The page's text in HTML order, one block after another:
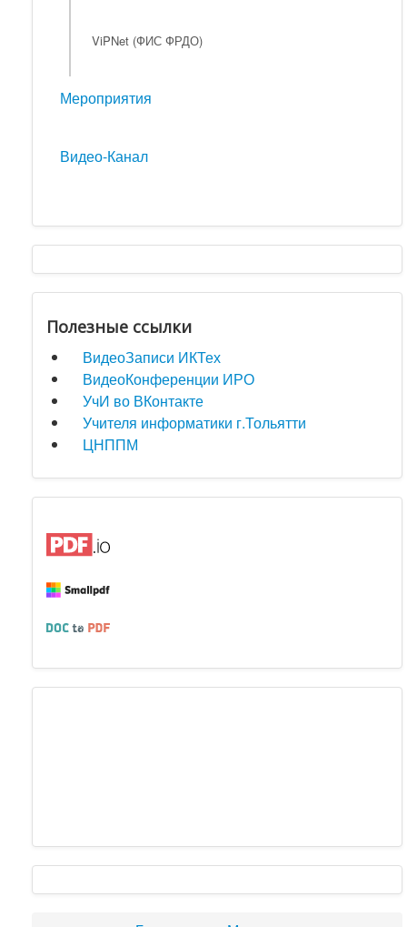
ViPNet (ФИС ФРДО)
Мероприятия
Видео-Канал
Полезные ссылки
ВидеоЗаписи ИКТех
ВидеоКонференции ИРО
УчИ во ВКонтакте
Учителя информатики г.Тольятти
ЦНППМ